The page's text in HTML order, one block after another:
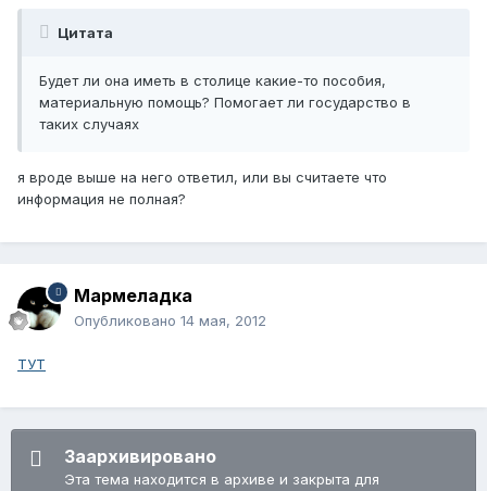
Цитата
Будет ли она иметь в столице какие-то пособия,
материальную помощь? Помогает ли государство в
таких случаях
я вроде выше на него ответил, или вы считаете что
информация не полная?
Мармеладка
Опубликовано 14 мая, 2012
ТУТ
Заархивировано
Эта тема находится в архиве и закрыта для